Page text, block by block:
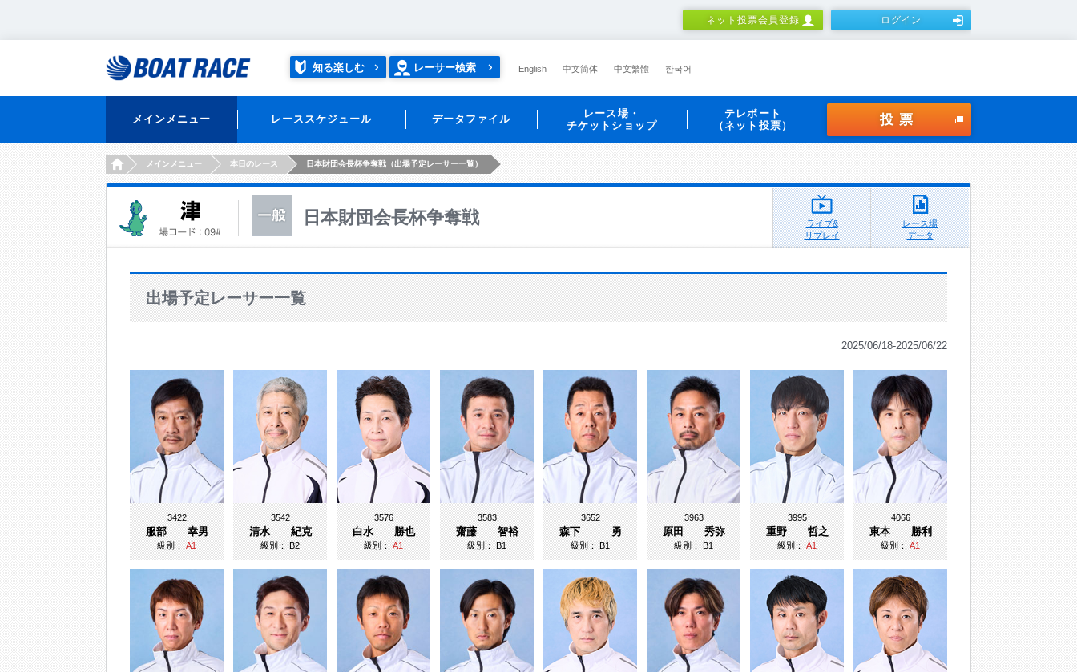
ネット投票会員登録 ログイン
知る楽しむ レーサー検索 English 中文简体 中文繁體 한국어
メインメニュー レーススケジュール データファイル
レース場・
チケットショップ
テレボート
（ネット投票）
投票
HOMEメインメニュー 本日のレース 日本財団会長杯争奪戦（出場予定レーサー一覧）
日本財団会長杯争奪戦
ライブ&
リプレイ
レース場
データ
出場予定レーサー一覧
2025/06/18-2025/06/22
3422
服部 幸男
級別：A1
3542
清水 紀克
級別：B2
3576
白水 勝也
級別：A1
3583
齋藤 智裕
級別：B1
3652
森下 勇
級別：B1
3963
原田 秀弥
級別：B1
3995
重野 哲之
級別：A1
4066
東本 勝利
級別：A1